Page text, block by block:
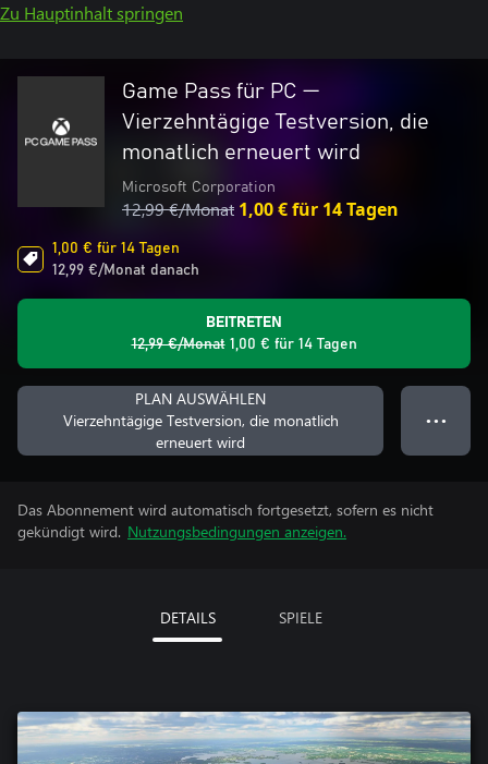
Zu Hauptinhalt springen
Game Pass für PC —
Vierzehntägige Testversion, die
monatlich erneuert wird
Microsoft Corporation
12,99 €/Monat 1,00 € für 14 Tagen
1,00 € für 14 Tagen
12,99 €/Monat danach
BEITRETEN
12,99 €/Monat 1,00 € für 14 Tagen
PLAN AUSWÄHLEN
Vierzehntägige Testversion, die monatlich
erneuert wird
● ● ●
Das Abonnement wird automatisch fortgesetzt, sofern es nicht
gekündigt wird. Nutzungsbedingungen anzeigen.
DETAILS SPIELE